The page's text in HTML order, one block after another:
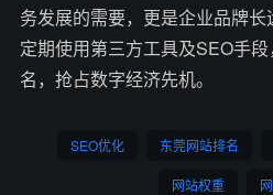
务发展的需要，更是企业品牌
定期使用第三方工具及SEO手
名，抢占数字经济先机。
SEO优化 东莞网站排名
网站权重